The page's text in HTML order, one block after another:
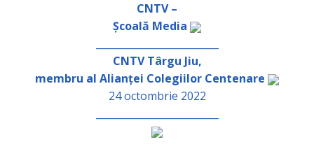
CNTV –
Școală Media
CNTV Târgu Jiu,
membru al Alianței Colegiilor Centenare
24 octombrie 2022